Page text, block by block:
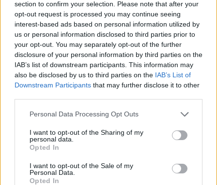
section to confirm your selection. Please note that after your
opt-out request is processed you may continue seeing
interest-based ads based on personal information utilized by
us or personal information disclosed to third parties prior to
your opt-out. You may separately opt-out of the further
disclosure of your personal information by third parties on the
IAB’s list of downstream participants. This information may
also be disclosed by us to third parties on the IAB’s List of
Downstream Participants that may further disclose it to other
Personal Data Processing Opt Outs
I want to opt-out of the Sharing of my
personal data.
Opted In
I want to opt-out of the Sale of my
Personal Data.
Opted In
Ore 20:30Italia v Australia– World Rugby U20
Championship - diretta TV Sky Sport Uno e Rai
Sport